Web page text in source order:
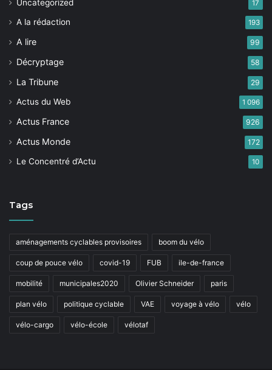
Uncategorized 17
A la rédaction 193
A lire 99
Décryptage 58
La Tribune 29
Actus du Web 1 096
Actus France 926
Actus Monde 172
Le Concentré d’Actu 10
Tags
aménagements cyclables provisoires boom du vélo
coup de pouce vélo covid-19 FUB ile-de-france
mobilité municipales2020 Olivier Schneider paris
plan vélo politique cyclable VAE voyage à vélo vélo
vélo-cargo vélo-école vélotaf